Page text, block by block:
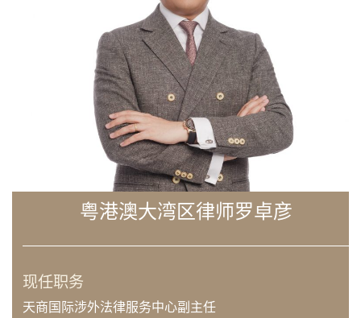
粤港澳大湾区律师罗卓彦
现任职务
天商国际涉外法律服务中心副主任